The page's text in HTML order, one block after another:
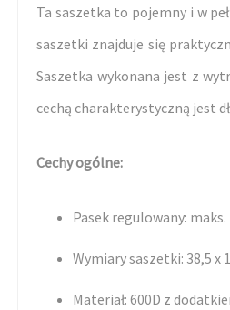
Ta saszetka to pojemny i w
saszetki znajduje się
Saszetka wykonana jest z
cechą charakterystyczną jest
Cechy ogólne:
Pasek regulowany: maks.
Wymiary saszetki: 38,5 x
Materiał: 600D z